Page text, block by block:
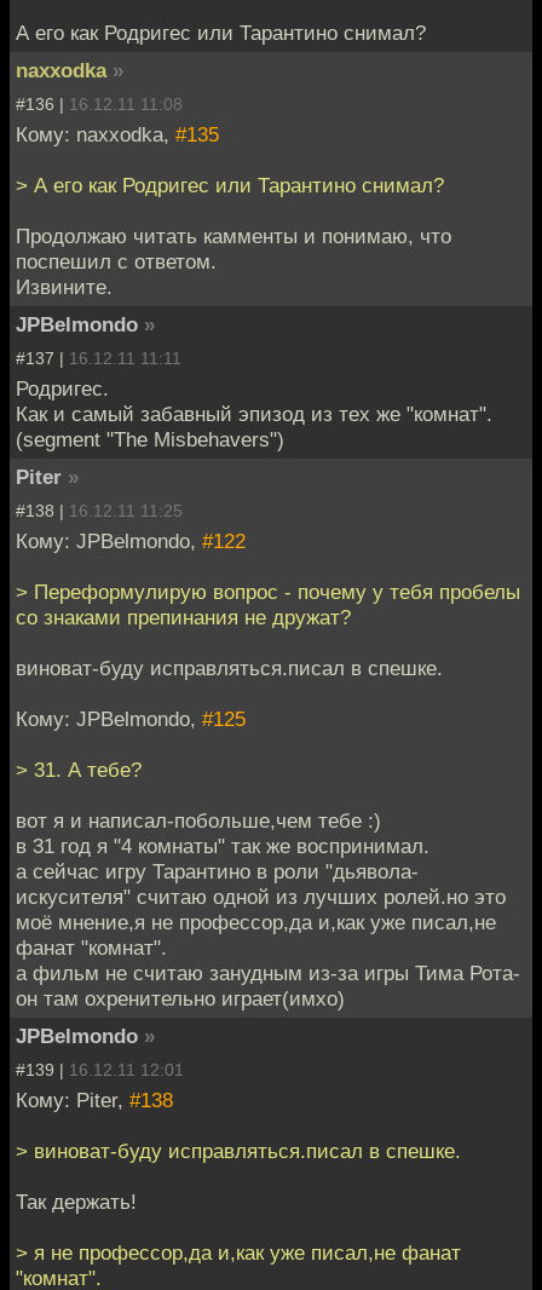
А его как Родригес или Тарантино снимал?
naxxodka »
#136 | 16.12.11 11:08
Кому: naxxodka, #135
> А его как Родригес или Тарантино снимал?
Продолжаю читать камменты и понимаю, что
поспешил с ответом.
Извините.
JPBelmondo »
#137 | 16.12.11 11:11
Родригес.
Как и самый забавный эпизод из тех же "комнат".
(segment "The Misbehavers")
Piter »
#138 | 16.12.11 11:25
Кому: JPBelmondo, #122
> Переформулирую вопрос - почему у тебя пробелы
со знаками препинания не дружат?
виноват-буду исправляться.писал в спешке.
Кому: JPBelmondo, #125
> 31. А тебе?
вот я и написал-побольше,чем тебе :)
в 31 год я "4 комнаты" так же воспринимал.
а сейчас игру Тарантино в роли "дьявола-
искусителя" считаю одной из лучших ролей.но это
моё мнение,я не профессор,да и,как уже писал,не
фанат "комнат".
а фильм не считаю занудным из-за игры Тима Рота-
он там охренительно играет(имхо)
JPBelmondo »
#139 | 16.12.11 12:01
Кому: Piter, #138
> виноват-буду исправляться.писал в спешке.
Так держать!
> я не профессор,да и,как уже писал,не фанат
"комнат".